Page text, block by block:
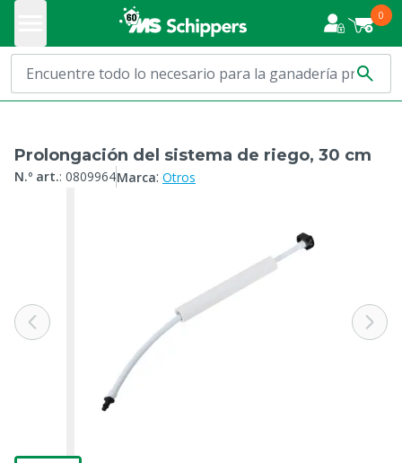
0
Prolongación del sistema de riego, 30 cm
N.º art.: 0809964Marca: Otros